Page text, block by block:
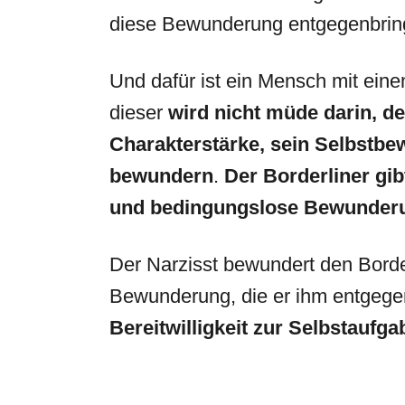
diese Bewunderung
Und dafür ist ein Mensch mit
dieser wird nicht müde darin,
Charakterstärke, sein
bewundern. Der Borderliner
und bedingungslose
Der Narzisst bewundert den
Bewunderung, die er ihm
Bereitwilligkeit zur